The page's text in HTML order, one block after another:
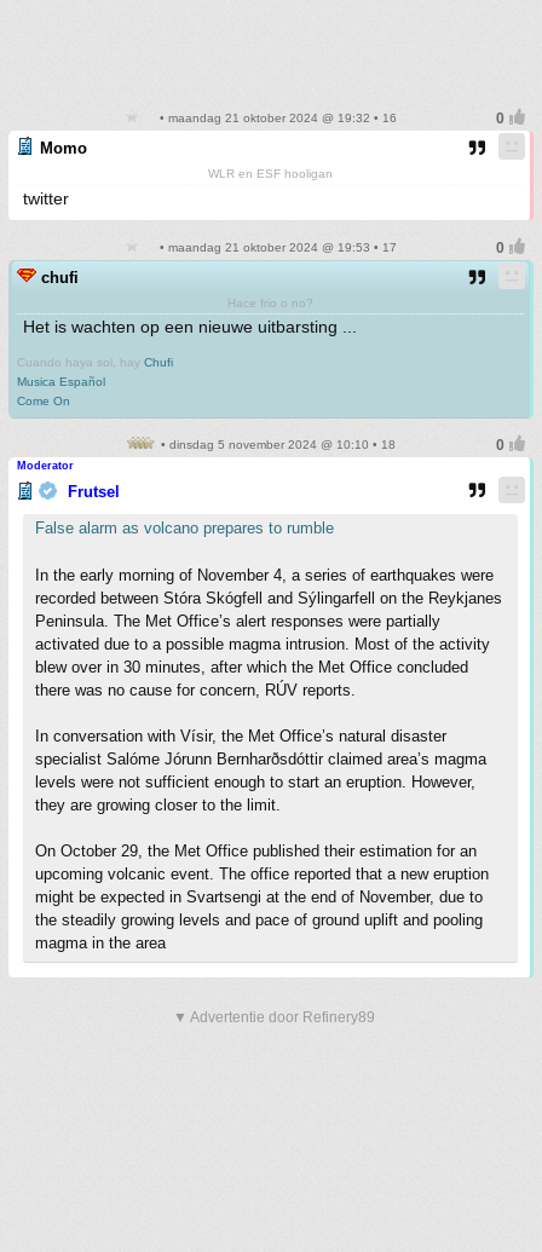
• maandag 21 oktober 2024 @ 19:32 • 16
Momo
WLR en ESF hooligan
twitter
• maandag 21 oktober 2024 @ 19:53 • 17
chufi
Hace frio o no?
Het is wachten op een nieuwe uitbarsting ...
Cuando haya sol, hay Chufi
Musica Español
Come On
• dinsdag 5 november 2024 @ 10:10 • 18
Moderator
Frutsel
False alarm as volcano prepares to rumble
In the early morning of November 4, a series of earthquakes were
recorded between Stóra Skógfell and Sýlingarfell on the Reykjanes
Peninsula. The Met Office’s alert responses were partially
activated due to a possible magma intrusion. Most of the activity
blew over in 30 minutes, after which the Met Office concluded
there was no cause for concern, RÚV reports.
In conversation with Vísir, the Met Office’s natural disaster
specialist Salóme Jórunn Bernharðsdóttir claimed area’s magma
levels were not sufficient enough to start an eruption. However,
they are growing closer to the limit.
On October 29, the Met Office published their estimation for an
upcoming volcanic event. The office reported that a new eruption
might be expected in Svartsengi at the end of November, due to
the steadily growing levels and pace of ground uplift and pooling
magma in the area
▼ Advertentie door Refinery89